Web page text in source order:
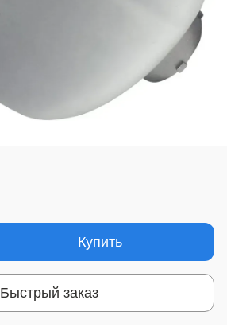
Купить
Быстрый заказ